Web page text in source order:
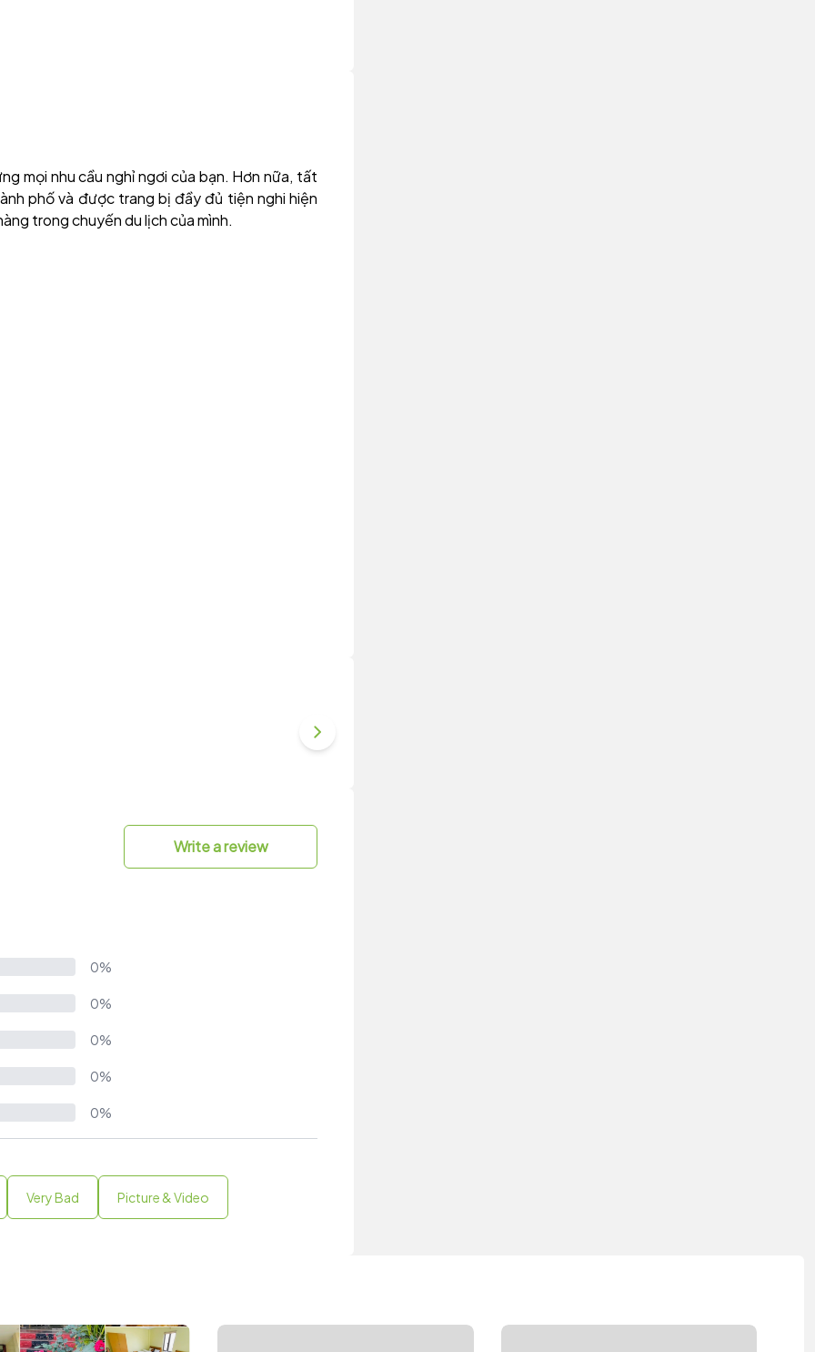
mọi nhu cầu nghỉ ngơi của bạn. Hơn nữa, tất
phố và được trang bị đầy đủ tiện nghi hiện
trong chuyến du lịch của mình.
Write a review
0%
0%
0%
0%
0%
Very Bad Picture & Video